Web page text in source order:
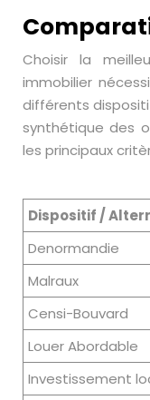
Choisir la
immobilier
différents
synthétique des
les principaux
Dispositif /
Denormandie
Malraux
Censi-Bouvard
Louer Abordable
Investissement